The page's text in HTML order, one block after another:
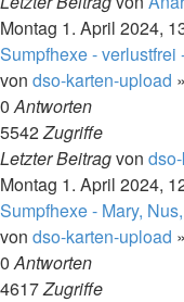
Montag 1. April 2024,
Sumpfhexe - verlustfrei
von dso-karten-upload »
0Antworten
5542Zugriffe
Letzter Beitragvon
Montag 1. April 2024,
Sumpfhexe - Mary,
von dso-karten-upload »
0Antworten
4617Zugriffe